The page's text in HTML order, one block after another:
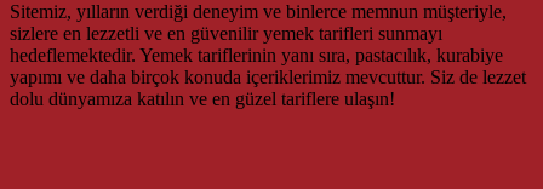
Sitemiz, yılların verdiği deneyim ve binlerce memnun müşteriyle,
sizlere en lezzetli ve en güvenilir yemek tarifleri sunmayı
hedeflemektedir. Yemek tariflerinin yanı sıra, pastacılık, kurabiye
yapımı ve daha birçok konuda içeriklerimiz mevcuttur. Siz de lezzet
dolu dünyamıza katılın ve en güzel tariflere ulaşın!